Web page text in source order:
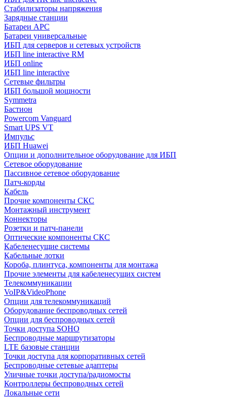
Стабилизаторы напряжения
Зарядные станции
Батареи APC
Батареи универсальные
ИБП для серверов и сетевых устройств
ИБП line interactive RM
ИБП online
ИБП linе interactive
Сетевые фильтры
ИБП большой мощности
Symmetra
Бастион
Powercom Vanguard
Smart UPS VT
Импульс
ИБП Huawei
Опции и дополнительное оборудование для ИБП
Сетевое оборудование
Пассивное сетевое оборудование
Патч-корды
Кабель
Прочие компоненты СКС
Монтажный инструмент
Коннекторы
Розетки и патч-панели
Оптические компоненты СКС
Кабеленесущие системы
Кабельные лотки
Короба, плинтуса, компоненты для монтажа
Прочие элементы для кабеленесущих систем
Телекоммуникации
VoIP&VideoPhone
Опции для телекоммуникаций
Оборудование беспроводных сетей
Опции для беспроводных сетей
Точки доступа SOHO
Беспроводные маршрутизаторы
LTE базовые станции
Точки доступа для корпоративных сетей
Беспроводные сетевые адаптеры
Уличные точки доступа/радиомосты
Контроллеры беспроводных сетей
Локальные сети